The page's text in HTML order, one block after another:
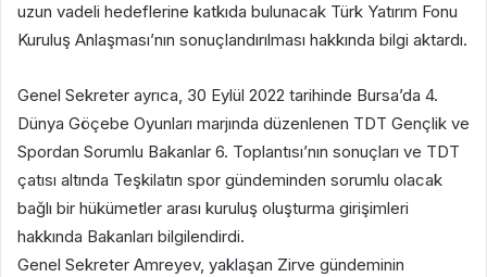
uzun vadeli hedeflerine katkıda bulunacak Türk Yatırım Fonu
Kuruluş Anlaşması’nın sonuçlandırılması hakkında bilgi aktardı.
Genel Sekreter ayrıca, 30 Eylül 2022 tarihinde Bursa’da 4.
Dünya Göçebe Oyunları marjında düzenlenen TDT Gençlik ve
Spordan Sorumlu Bakanlar 6. Toplantısı’nın sonuçları ve TDT
çatısı altında Teşkilatın spor gündeminden sorumlu olacak
bağlı bir hükümetler arası kuruluş oluşturma girişimleri
hakkında Bakanları bilgilendirdi.
Genel Sekreter Amreyev, yaklaşan Zirve gündeminin